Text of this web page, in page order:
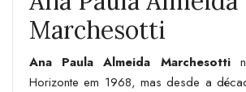
Marchesotti
Ana Paula Almeida Marchesotti
Horizonte em 1968, mas desde a